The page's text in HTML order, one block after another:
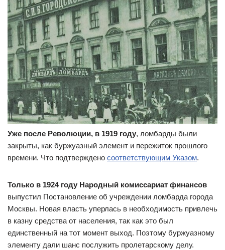
Уже после Революции, в 1919 году, ломбарды были
закрыты, как буржуазный элемент и пережиток прошлого
времени. Что подтверждено соответствующим Указом.
Только в 1924 году Народный комиссариат финансов
выпустил Постановление об учреждении ломбарда города
Москвы. Новая власть уперлась в необходимость привлечь
в казну средства от населения, так как это был
единственный на тот момент выход. Поэтому буржуазному
элементу дали шанс послужить пролетарскому делу.